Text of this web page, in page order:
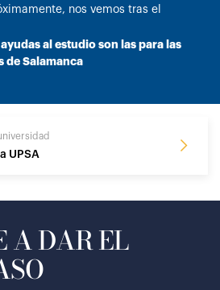
nos vemos tras el
al estudio son las para las
de Salamanca
UPSA
A DAR EL